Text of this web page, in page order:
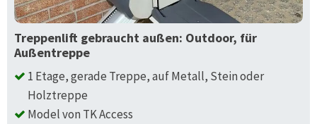
Treppenlift gebraucht außen: Outdoor, für
Außentreppe
1 Etage, gerade Treppe, auf Metall, Stein oder
Holztreppe
Model von TK Access